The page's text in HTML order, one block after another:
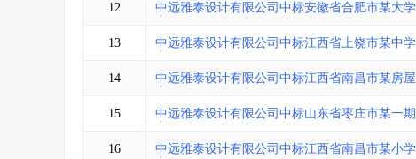
12 中远雅泰设计有限公司中标安徽省合肥市某大
13 中远雅泰设计有限公司中标江西省上饶市某中
14 中远雅泰设计有限公司中标江西省南昌市某房
15 中远雅泰设计有限公司中标山东省枣庄市某一
16 中远雅泰设计有限公司中标江西省南昌市某小